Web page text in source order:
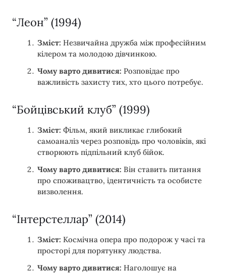
“Леон” (1994)
Зміст: Незвичайна дружба між професійним
кілером та молодою дівчинкою.
Чому варто дивитися: Розповідає про
важливість захисту тих, хто цього потребує.
“Бойцівський клуб” (1999)
Зміст: Фільм, який викликає глибокий
самоаналіз через розповідь про чоловіків, які
створюють підпільний клуб бійок.
Чому варто дивитися: Він ставить питання
про споживацтво, ідентичність та особисте
визволення.
“Інтерстеллар” (2014)
Зміст: Космічна опера про подорож у часі та
просторі для порятунку людства.
Чому варто дивитися: Наголошує на